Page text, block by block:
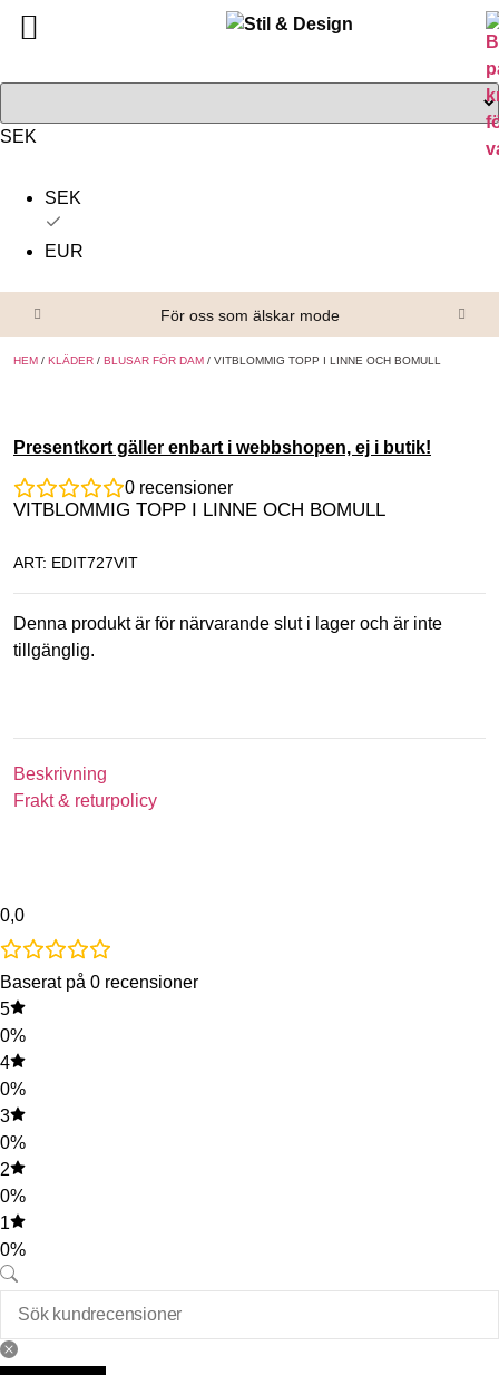
SEK
SEK
EUR
För oss som älskar mode
HEM / KLÄDER / BLUSAR FÖR DAM / VITBLOMMIG TOPP I LINNE OCH BOMULL
Presentkort gäller enbart i webbshopen, ej i butik!
0 recensioner
VITBLOMMIG TOPP I LINNE OCH BOMULL
ART: EDIT727VIT
Denna produkt är för närvarande slut i lager och är inte
tillgänglig.
Beskrivning
Frakt & returpolicy
0,0
Baserat på 0 recensioner
5
0%
4
0%
3
0%
2
0%
1
0%
Alla produkter
Om oss